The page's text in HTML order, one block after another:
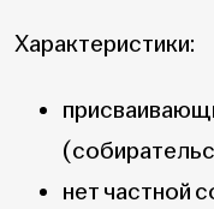
Характеристики:
нет частной